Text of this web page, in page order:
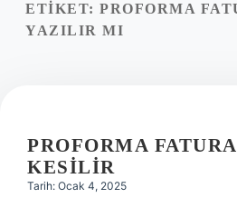
Yasal Uyarı
ETIKET: PROFORMA
YAZILIR MI
PROFORMA
KESILIR
Tarih: Ocak 4, 2025